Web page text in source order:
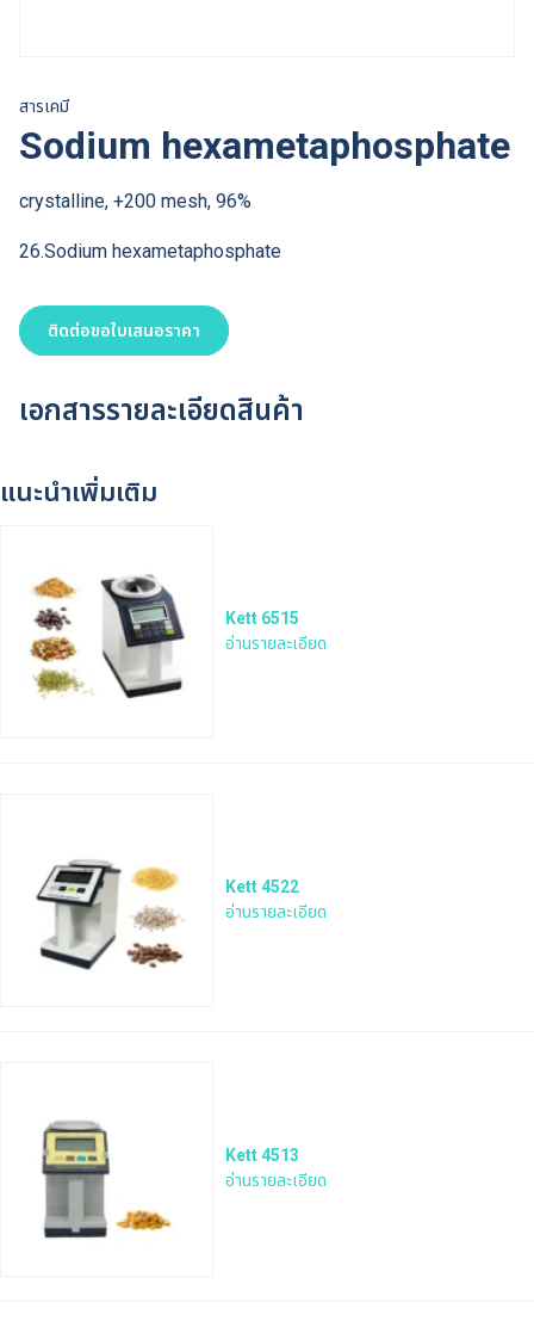
สารเคมี
Sodium hexametaphosphate
crystalline, +200 mesh, 96%
26.Sodium hexametaphosphate
ติดต่อขอใบเสนอราคา
เอกสารรายละเอียดสินค้า
แนะนำเพิ่มเติม
Kett 6515
อ่านรายละเอียด
Kett 4522
อ่านรายละเอียด
Kett 4513
อ่านรายละเอียด